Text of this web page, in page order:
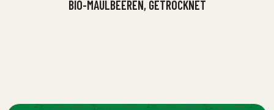
BIO-MAULBEEREN, GETROCKNET